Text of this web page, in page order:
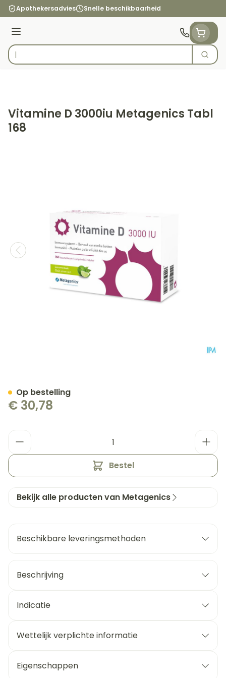
Ga naar de inhoud
Apothekersadvies Snelle beschikbaarheid
Menu
Product, merk, categorie...
Zoek
Vitamine D 3000iu Metagenics Tabl
168
€ 30,78
Bestel
Op bestelling
Bekijk alle producten van Metagenics
Beschikbare leveringsmethoden
Beschrijving
Indicatie
Wettelijk verplichte informatie
Eigenschappen